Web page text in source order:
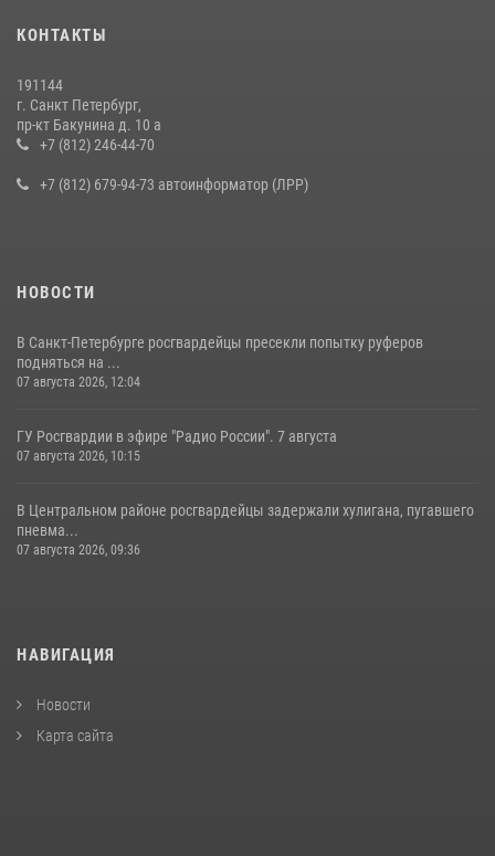
КОНТАКТЫ
191144
г. Санкт Петербург,
пр-кт Бакунина д. 10 а
+7 (812) 246-44-70
+7 (812) 679-94-73 автоинформатор (ЛРР)
НОВОСТИ
В Санкт-Петербурге росгвардейцы пресекли попытку руферов
подняться на ...
07 августа 2026, 12:04
ГУ Росгвардии в эфире "Радио России". 7 августа
07 августа 2026, 10:15
В Центральном районе росгвардейцы задержали хулигана, пугавшего
пневма...
07 августа 2026, 09:36
НАВИГАЦИЯ
Новости
Карта сайта